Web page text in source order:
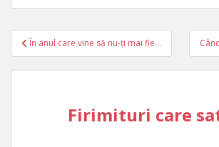
Post
navigation
În anul care vine să nu-ți mai fie…
Firimituri care